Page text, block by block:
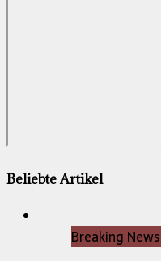
Beliebte Artikel
Breaking News